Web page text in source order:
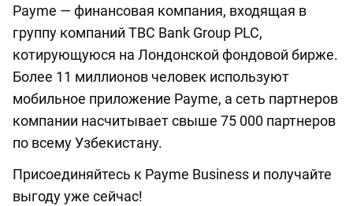
Payme — финансовая компания, входящая в
группу компаний TBC Bank Group PLC,
котирующуюся на Лондонской фондовой бирже.
Более 11 миллионов человек используют
мобильное приложение Payme, а сеть партнеров
компании насчитывает свыше 75 000 партнеров
по всему Узбекистану.
Присоединяйтесь к Payme Business и получайте
выгоду уже сейчас!